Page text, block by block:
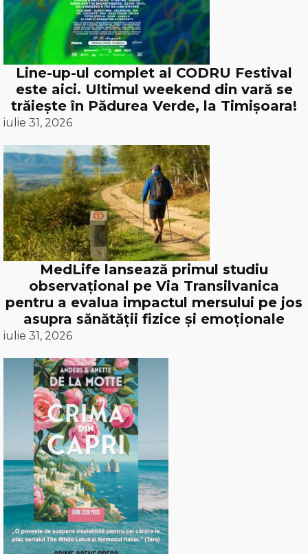
Line-up-ul complet al CODRU Festival
este aici. Ultimul weekend din vară se
trăiește în Pădurea Verde, la Timișoara!
iulie 31, 2026
MedLife lansează primul studiu
observațional pe Via Transilvanica
pentru a evalua impactul mersului pe jos
asupra sănătății fizice și emoționale
iulie 31, 2026